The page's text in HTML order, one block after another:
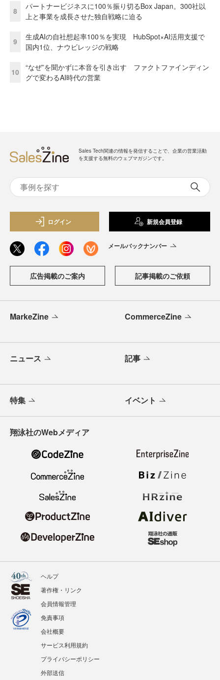
8
パートナービジネスに100％振り切るBox Japan。300社以
上と事業を成長させた独自戦略に迫る
9
生成AIの自社想起率100％を実現 HubSpot×AI活用支援で
国内1位、ナウビレッジの戦略
10
“なぜ”を聞かずに本音を引き出す ファクトファインディン
グで変わるAI時代の営業
Sales Tech関連の情報を発信することで、企業の営業活動
を支援する無料のウェブマガジンです。
ログイン 新規会員登録
メールバックナンバー
広告掲載のご案内 記事掲載のご依頼
MarkeZine CommerceZine
ニュース 記事
特集 イベント
翔泳社のWebメディア
ヘルプ
著作権・リンク
会員情報管理
免責事項
会社概要
サービス利用規約
プライバシーポリシー
外部送信